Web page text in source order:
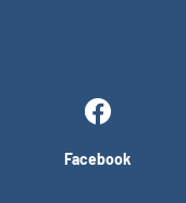
Facebook